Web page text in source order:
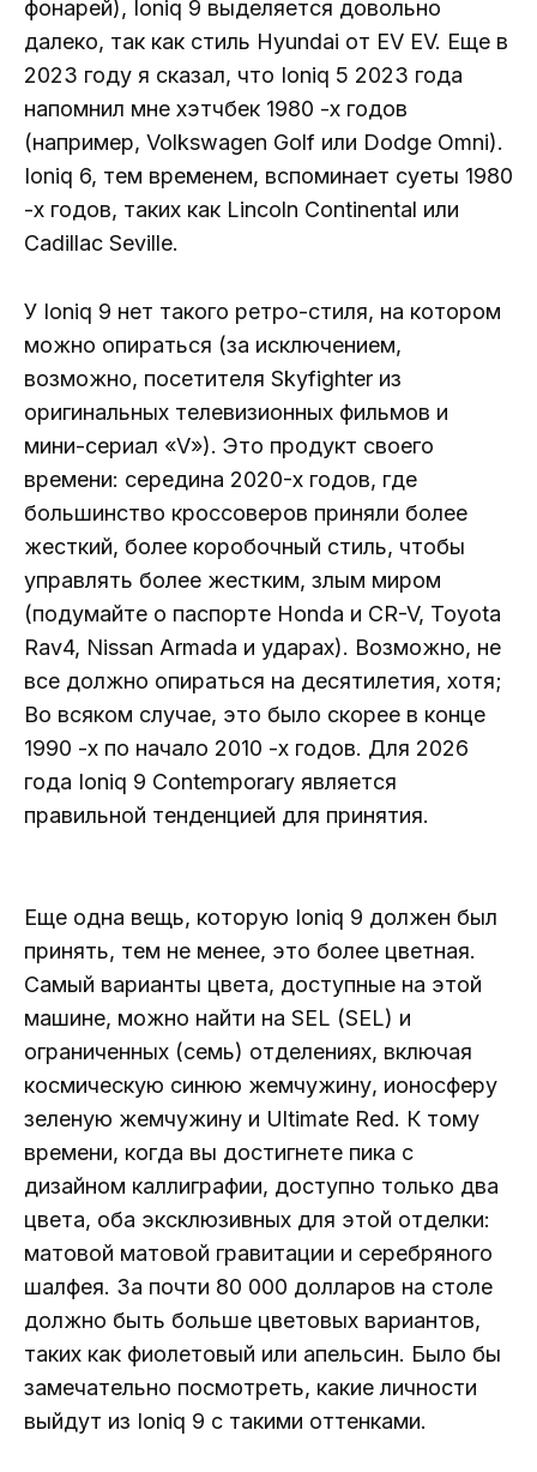
фонарей), Ioniq 9 выделяется довольно
далеко, так как стиль Hyundai от EV EV. Еще в
2023 году я сказал, что Ioniq 5 2023 года
напомнил мне хэтчбек 1980 -х годов
(например, Volkswagen Golf или Dodge Omni).
Ioniq 6, тем временем, вспоминает суеты 1980
-х годов, таких как Lincoln Continental или
Cadillac Seville.
У Ioniq 9 нет такого ретро-стиля, на котором
можно опираться (за исключением,
возможно, посетителя Skyfighter из
оригинальных телевизионных фильмов и
мини-сериал «V»). Это продукт своего
времени: середина 2020-х годов, где
большинство кроссоверов приняли более
жесткий, более коробочный стиль, чтобы
управлять более жестким, злым миром
(подумайте о паспорте Honda и CR-V, Toyota
Rav4, Nissan Armada и ударах). Возможно, не
все должно опираться на десятилетия, хотя;
Во всяком случае, это было скорее в конце
1990 -х по начало 2010 -х годов. Для 2026
года Ioniq 9 Contemporary является
правильной тенденцией для принятия.
Еще одна вещь, которую Ioniq 9 должен был
принять, тем не менее, это более цветная.
Самый варианты цвета, доступные на этой
машине, можно найти на SEL (SEL) и
ограниченных (семь) отделениях, включая
космическую синюю жемчужину, ионосферу
зеленую жемчужину и Ultimate Red. К тому
времени, когда вы достигнете пика с
дизайном каллиграфии, доступно только два
цвета, оба эксклюзивных для этой отделки:
матовой матовой гравитации и серебряного
шалфея. За почти 80 000 долларов на столе
должно быть больше цветовых вариантов,
таких как фиолетовый или апельсин. Было бы
замечательно посмотреть, какие личности
выйдут из Ioniq 9 с такими оттенками.